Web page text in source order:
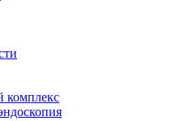
комплекс